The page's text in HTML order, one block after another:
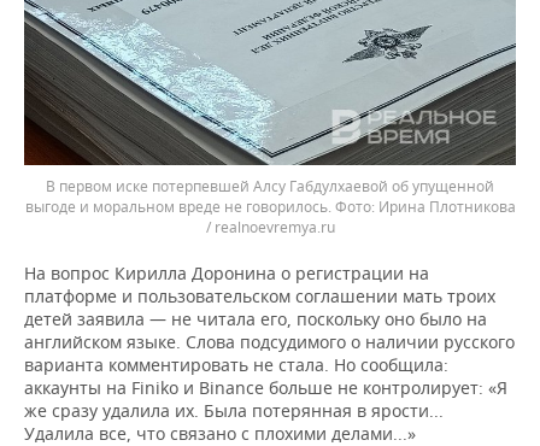
В первом иске потерпевшей Алсу Габдулхаевой об упущенной
выгоде и моральном вреде не говорилось.
Ирина Плотникова
/ realnoevremya.ru
На вопрос Кирилла Доронина о регистрации на
платформе и пользовательском соглашении мать троих
детей заявила — не читала его, поскольку оно было на
английском языке. Слова подсудимого о наличии русского
варианта комментировать не стала. Но сообщила:
аккаунты на Finiko и Binance больше не контролирует: «Я
же сразу удалила их. Была потерянная в ярости...
Удалила все, что связано с плохими делами...»